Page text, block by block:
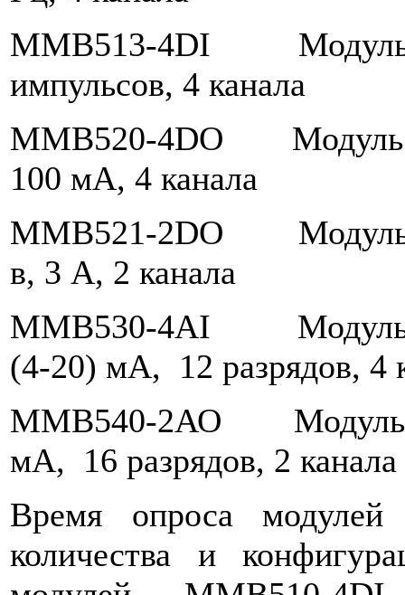
ММВ513-4DI
импульсов, 4 канала
ММВ520-4DO Модуль
100 мА, 4 канала
ММВ521-2DO
в, 3 А, 2 канала
MMB530-4АI
(4-20) мА, 12 разрядов, 4
MMB540-2АО
мА, 16 разрядов, 2 канала
Время опроса модулей
количества и